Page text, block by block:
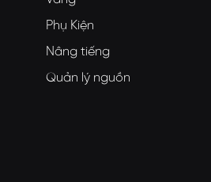
Phụ Kiện
Nâng tiếng
Quản lý nguồn